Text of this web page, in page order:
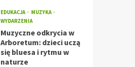
EDUKACJA
MUZYKA
WYDARZENIA
Muzyczne odkrycia w
Arboretum: dzieci uczą
się bluesa i rytmu w
naturze